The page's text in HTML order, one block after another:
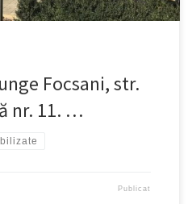
Focsani, str.
nr. 11. …
Publicat